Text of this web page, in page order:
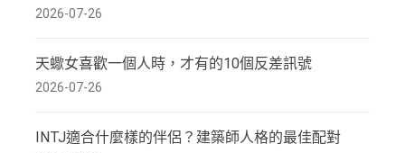
2026-07-26
天蠍女喜歡一個人時，才有的10個反差訊號
2026-07-26
INTJ適合什麼樣的伴侶？建築師人格的最佳配對